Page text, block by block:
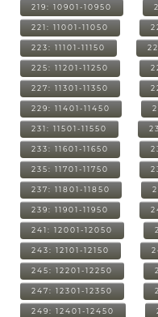
219: 10901-10950
221: 11001-11050
223: 11101-11150
225: 11201-11250
227: 11301-11350
229: 11401-11450
231: 11501-11550
233: 11601-11650
235: 11701-11750
237: 11801-11850
239: 11901-11950
241: 12001-12050
243: 12101-12150
245: 12201-12250
247: 12301-12350
249: 12401-12450